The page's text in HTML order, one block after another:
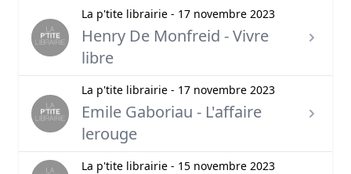
La p'tite librairie - 17 novembre 2023
Henry De Monfreid - Vivre
libre
La p'tite librairie - 17 novembre 2023
Emile Gaboriau - L'affaire
lerouge
La p'tite librairie - 15 novembre 2023